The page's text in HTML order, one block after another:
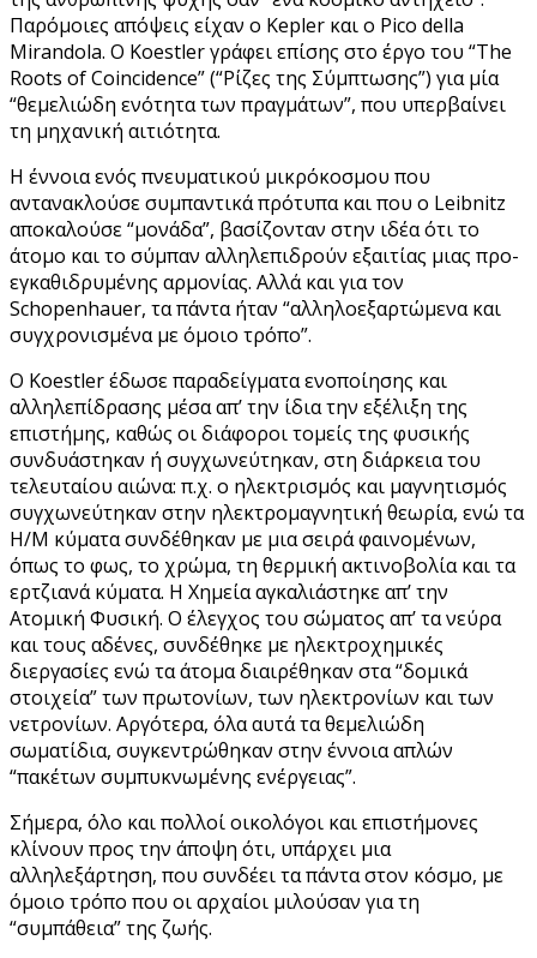
Παρόμοιες απόψεις είχαν ο Kepler και ο Pico della
Mirandola. Ο Koestler γράφει επίσης στο έργο του “The
Roots of Coincidence” (“Ρίζες της Σύμπτωσης”) για μία
“θεμελιώδη ενότητα των πραγμάτων”, που υπερβαίνει
τη μηχανική αιτιότητα.
Η έννοια ενός πνευματικού μικρόκοσμου που
αντανακλούσε συμπαντικά πρότυπα και που ο Leibnitz
αποκαλούσε “μονάδα”, βασίζονταν στην ιδέα ότι το
άτομο και το σύμπαν αλληλεπιδρούν εξαιτίας μιας προ-
εγκαθιδρυμένης αρμονίας. Αλλά και για τον
Schopenhauer, τα πάντα ήταν “αλληλοεξαρτώμενα και
συγχρονισμένα με όμοιο τρόπο”.
Ο Koestler έδωσε παραδείγματα ενοποίησης και
αλληλεπίδρασης μέσα απ’ την ίδια την εξέλιξη της
επιστήμης, καθώς οι διάφοροι τομείς της φυσικής
συνδυάστηκαν ή συγχωνεύτηκαν, στη διάρκεια του
τελευταίου αιώνα: π.χ. ο ηλεκτρισμός και μαγνητισμός
συγχωνεύτηκαν στην ηλεκτρομαγνητική θεωρία, ενώ τα
Η/Μ κύματα συνδέθηκαν με μια σειρά φαινομένων,
όπως το φως, το χρώμα, τη θερμική ακτινοβολία και τα
ερτζιανά κύματα. Η Χημεία αγκαλιάστηκε απ’ την
Ατομική Φυσική. Ο έλεγχος του σώματος απ’ τα νεύρα
και τους αδένες, συνδέθηκε με ηλεκτροχημικές
διεργασίες ενώ τα άτομα διαιρέθηκαν στα “δομικά
στοιχεία” των πρωτονίων, των ηλεκτρονίων και των
νετρονίων. Αργότερα, όλα αυτά τα θεμελιώδη
σωματίδια, συγκεντρώθηκαν στην έννοια απλών
“πακέτων συμπυκνωμένης ενέργειας”.
Σήμερα, όλο και πολλοί οικολόγοι και επιστήμονες
κλίνουν προς την άποψη ότι, υπάρχει μια
αλληλεξάρτηση, που συνδέει τα πάντα στον κόσμο, με
όμοιο τρόπο που οι αρχαίοι μιλούσαν για τη
“συμπάθεια” της ζωής.